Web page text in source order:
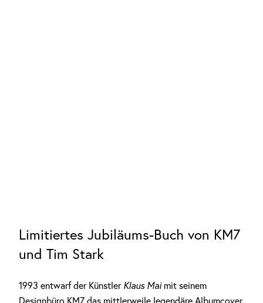
Limitiertes Jubiläums-Buch von KM7
und Tim Stark
1993 entwarf der Künstler Klaus Maimit seinem
Designbüro KM7 das mittlerweile legendäre Albumcover